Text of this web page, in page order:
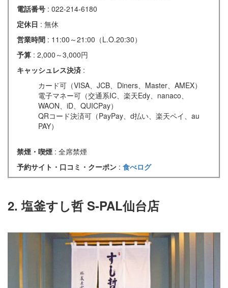
電話番号 : 022-214-6180
定休日 : 無休
営業時間 : 11:00～21:00（L.O.20:30）
予算 : 2,000～3,000円
キャッシュレス決済 :
カード可（VISA、JCB、Diners、Master、AMEX）
電子マネー可（交通系IC、楽天Edy、nanaco、
WAON、iD、QUICPay）
QRコード決済可（PayPay、d払い、楽天ペイ、au
PAY）
禁煙・喫煙 : 全席禁煙
予約サイト・口コミ・クーポン : 食べログ
2. 塩釜すし哲 S-PAL仙台店​​​​​​